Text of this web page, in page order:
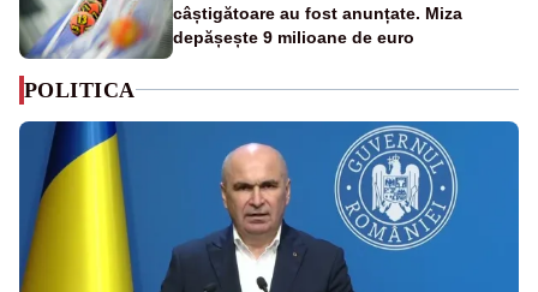
câștigătoare au fost anunțate. Miza
depășește 9 milioane de euro
POLITICA